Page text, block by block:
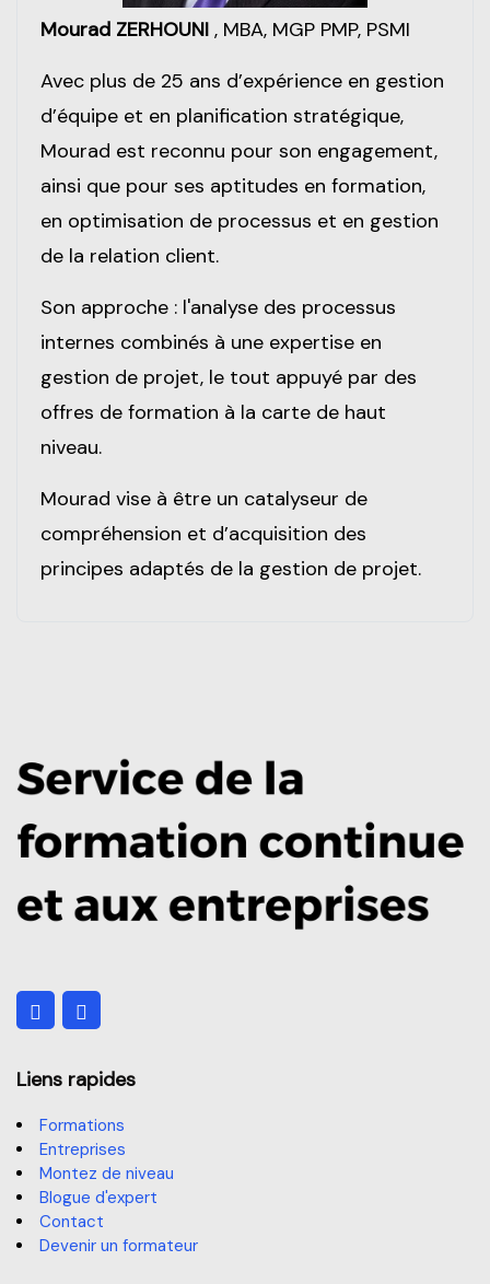
Mourad ZERHOUNI , MBA, MGP PMP, PSMI
Avec plus de 25 ans d’expérience en gestion
d’équipe et en planification stratégique,
Mourad est reconnu pour son engagement,
ainsi que pour ses aptitudes en formation,
en optimisation de processus et en gestion
de la relation client.
Son approche : l'analyse des processus
internes combinés à une expertise en
gestion de projet, le tout appuyé par des
offres de formation à la carte de haut
niveau.
Mourad vise à être un catalyseur de
compréhension et d’acquisition des
principes adaptés de la gestion de projet.
Liens rapides
Formations
Entreprises
Montez de niveau
Blogue d'expert
Contact
Devenir un formateur